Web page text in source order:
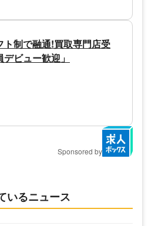
ト制で融通!買取専門店受
ビュー歓迎」
Sponsored by
いるニュース